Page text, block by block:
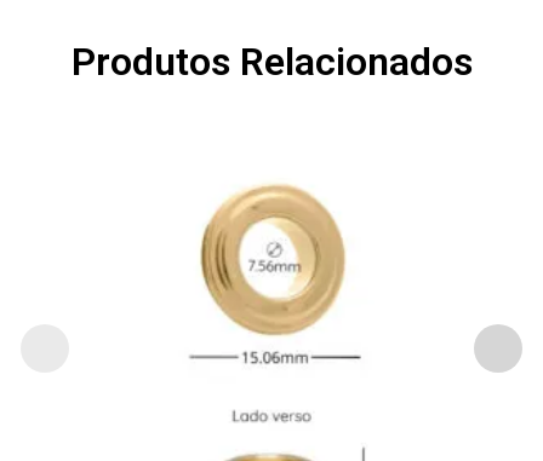
Produtos Relacionados